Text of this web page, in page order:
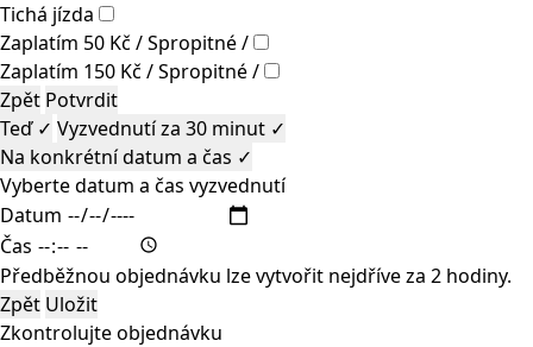
Tichá jízda
Zaplatím 50 Kč / Spropitné /
Zaplatím 150 Kč / Spropitné /
Zpět Potvrdit
Teď ✓ Vyzvednutí za 30 minut ✓
Na konkrétní datum a čas ✓
Vyberte datum a čas vyzvednutí
Datum
Čas
Předběžnou objednávku lze vytvořit nejdříve za 2 hodiny.
Zpět Uložit
Zkontrolujte objednávku